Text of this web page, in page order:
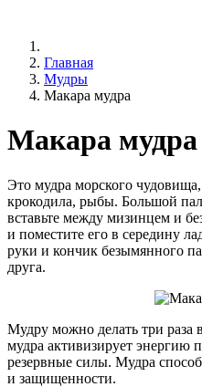
Главная
Мудры
Макара мудра
Макара мудра
Это мудра морского
крокодила, рыбы. Большой
вставьте между мизинцем и
и поместите его в середину
руки и кончик безымянного
друга.
Мудру можно делать три раза
мудра активизирует энергию
резервные силы. Мудра
и защищенности.